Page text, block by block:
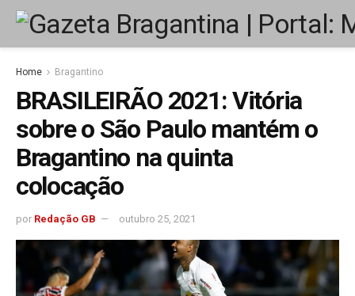
Home Bragantino
BRASILEIRÃO 2021: Vitória
sobre o São Paulo mantém o
Bragantino na quinta
colocação
por Redação GB outubro 25, 2021